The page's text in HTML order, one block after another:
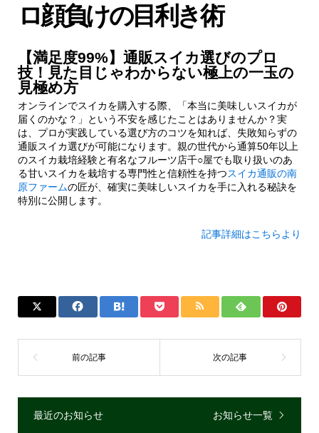
ロ顔負けの目利き術
【満足度99%】通販スイカ選びのプロ
技！見た目じゃわからない極上の一玉の
見極め方
オンラインでスイカを購入する際、「本当に美味しいスイカが
届くのかな？」という不安を感じたことはありませんか？実
は、プロが実践している選び方のコツを知れば、失敗知らずの
通販スイカ選びが可能になります。親の世代から通算50年以上
のスイカ栽培経験と有名なフルーツ店千○屋でも取り扱いのあ
る甘いスイカを栽培する専門性と信頼性を持つスイカ通販の南
原ファームの匠が、確実に美味しいスイカを手に入れる秘訣を
特別に公開します。
記事詳細はこちらより
最近のお知らせ お知らせ一覧